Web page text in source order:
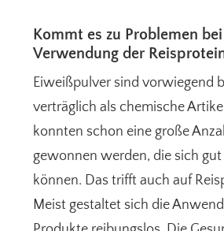
Kommt es zu Problemen
Verwendung der
Eiweißpulver sind vorwiegend
verträglich als chemische
konnten schon eine große
gewonnen werden, die sich
können. Das trifft auch auf
Meist gestaltet sich die